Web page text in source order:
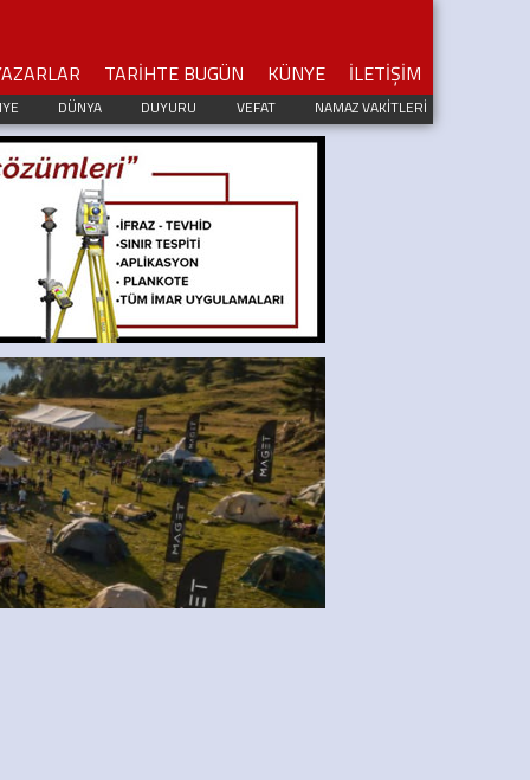
TARİHTE BUGÜN KÜNYE İLETİŞİM
DÜNYA DUYURU VEFAT NAMAZ VAKİTLERİ